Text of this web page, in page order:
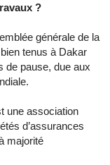
?
générale de la
tenus à Dakar
de pause, due aux
une association
d’assurances
majorité